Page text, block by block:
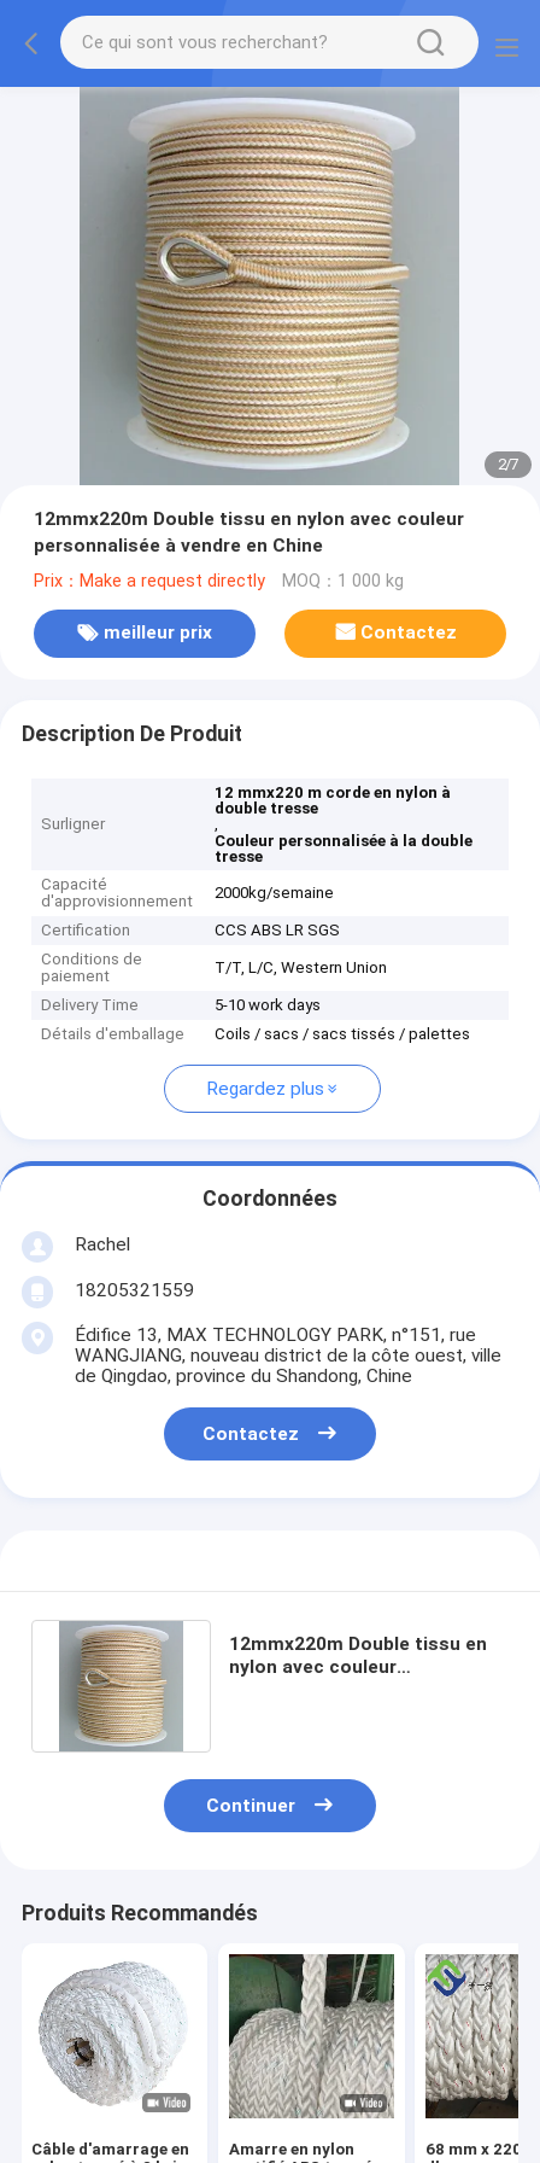
2/7
12mmx220m Double tissu en nylon avec couleur
personnalisée à vendre en Chine
Prix：Make a request directly MOQ：1 000 kg
meilleur prix Contactez
Description De Produit
Surligner
12 mmx220 m corde en nylon à
double tresse
,
Couleur personnalisée à la double
tresse
Capacité
d'approvisionnement
2000kg/semaine
Certification
CCS ABS LR SGS
Conditions de
paiement
T/T, L/C, Western Union
Delivery Time
5-10 work days
Détails d'emballage
Coils / sacs / sacs tissés / palettes
Regardez plus
Coordonnées
Rachel
18205321559
Édifice 13, MAX TECHNOLOGY PARK, n°151, rue
WANGJIANG, nouveau district de la côte ouest, ville
de Qingdao, province du Shandong, Chine
Contactez
12mmx220m Double tissu en
nylon avec couleur
Continuer
Produits Recommandés
Câble d'amarrage en
Amarre en nylon
68 mm x 220